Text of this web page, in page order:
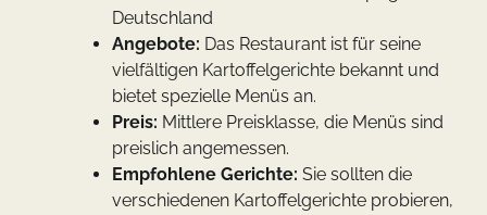
Deutschland
Angebote: Das Restaurant ist für seine
vielfältigen Kartoffelgerichte bekannt und
bietet spezielle Menüs an.
Preis: Mittlere Preisklasse, die Menüs sind
preislich angemessen.
Empfohlene Gerichte: Sie sollten die
verschiedenen Kartoffelgerichte probieren,